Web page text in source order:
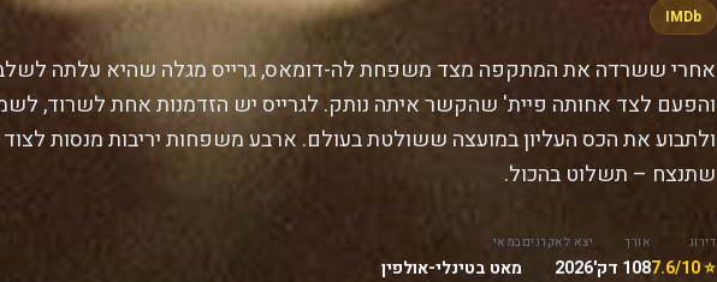
IMDb
אחרי ששרדה את המתקפה מצד משפחת לה-דומאס, גרייס מגלה שהיא עלתה
והפעם לצד אחותה פיית' שהקשר איתה נותק. לגרייס יש הזדמנות אחת לשרוד,
ולתבוע את הכס העליון במועצה ששולטת בעולם. ארבע משפחות יריבות מנסות
שתנצח – תשלוט בהכול.
דירוג
⭐ 7.6/10
אורך
108 דק'
יצא לאקרנים
2026
במאי
מאט בטינלי-אולפין